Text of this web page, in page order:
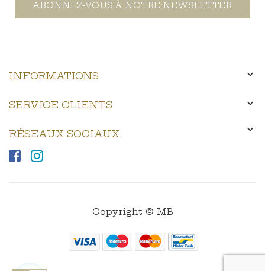
ABONNEZ-VOUS À NOTRE NEWSLETTER
INFORMATIONS 
SERVICE CLIENTS 
RÉSEAUX SOCIAUX 
Copyright © MB